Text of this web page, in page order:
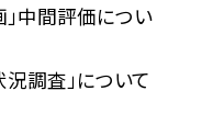
」中間評価につい
況調査」について